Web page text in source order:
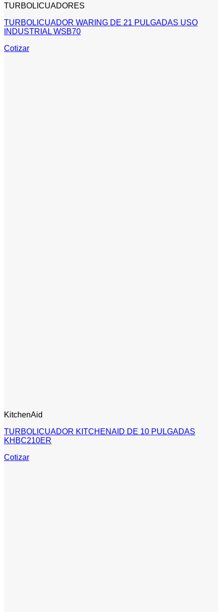
TURBOLICUADORES
TURBOLICUADOR WARING DE 21 PULGADAS USO
INDUSTRIAL WSB70
Cotizar
KitchenAid
TURBOLICUADOR KITCHENAID DE 10 PULGADAS
KHBC210ER
Cotizar